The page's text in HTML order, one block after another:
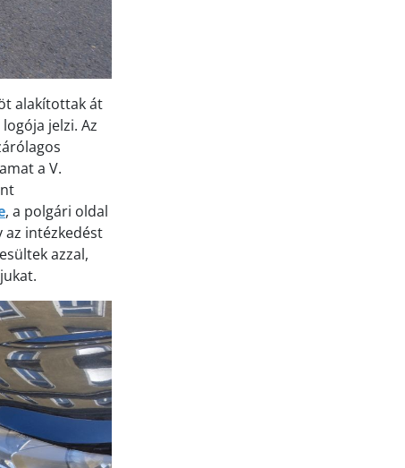
alakítottak át
jelzi. Az
a V.
, a polgári oldal
az intézkedést
azzal,